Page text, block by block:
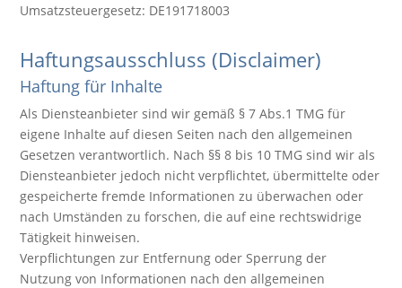
Umsatzsteuergesetz: DE191718003
Haftungsausschluss (Disclaimer)
Haftung für Inhalte
Als Diensteanbieter sind wir gemäß § 7 Abs.1 TMG für
eigene Inhalte auf diesen Seiten nach den allgemeinen
Gesetzen verantwortlich. Nach §§ 8 bis 10 TMG sind wir als
Diensteanbieter jedoch nicht verpflichtet, übermittelte oder
gespeicherte fremde Informationen zu überwachen oder
nach Umständen zu forschen, die auf eine rechtswidrige
Tätigkeit hinweisen.
Verpflichtungen zur Entfernung oder Sperrung der
Nutzung von Informationen nach den allgemeinen